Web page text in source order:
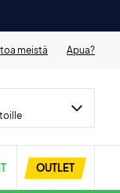
meistä Apua?
OUTLET